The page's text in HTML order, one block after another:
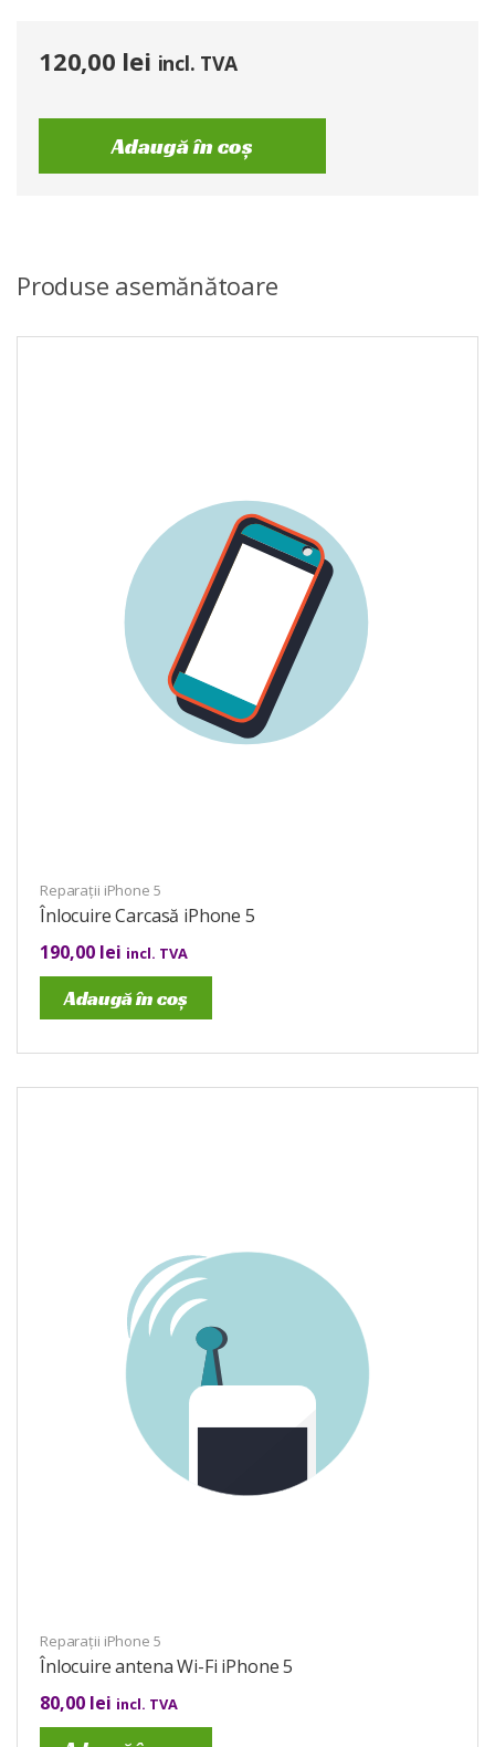
120,00 lei incl. TVA
Adaugă în coș
Produse asemănătoare
Reparații iPhone 5
Înlocuire Carcasă iPhone 5
190,00 lei incl. TVA
Adaugă în coș
Reparații iPhone 5
Înlocuire antena Wi-Fi iPhone 5
80,00 lei incl. TVA